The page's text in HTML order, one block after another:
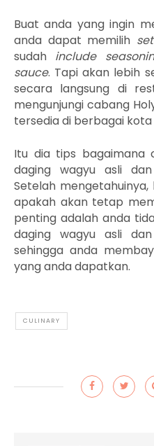
Buat anda yang ingin
anda dapat memilih
sudah include
sauce. Tapi akan lebih
secara langsung di
mengunjungi cabang
tersedia di berbagai kota
Itu dia tips bagaimana
daging wagyu asli
Setelah
apakah akan tetap
penting adalah anda
daging wagyu asli
sehingga anda
yang anda dapatkan.
CULINARY